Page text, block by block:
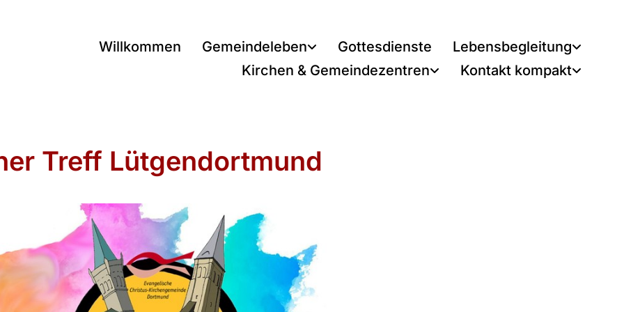
Willkommen Gemeindeleben Gottesdienste
Lebensbegleitung
Kirchen & Gemeindezentren
Kontakt kompakt
Treff Lütgendortmund